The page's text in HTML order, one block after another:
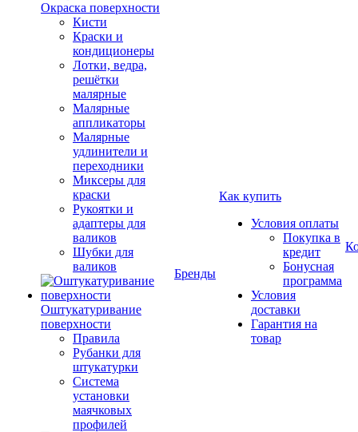
Окраска поверхности
Кисти
Краски и
кондиционеры
Лотки, ведра,
решётки
малярные
Малярные
аппликаторы
Малярные
удлинители и
переходники
Миксеры для
краски
Рукоятки и
адаптеры для
валиков
Шубки для
валиков
Оштукатуривание
поверхности
Правила
Рубанки для
штукатурки
Система
установки
маячковых
профилей
Бренды
Как купить
Условия оплаты
Покупка в
кредит
Бонусная
программа
Условия
доставки
Гарантия на
товар